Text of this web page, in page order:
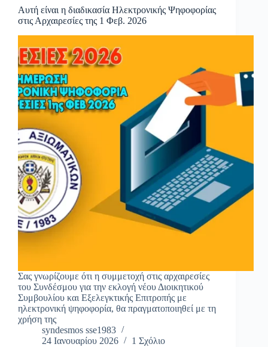
Αυτή είναι η διαδικασία Ηλεκτρονικής Ψηφοφορίας
στις Αρχαιρεσίες της 1 Φεβ. 2026
Σας γνωρίζουμε ότι η συμμετοχή στις αρχαιρεσίες
του Συνδέσμου για την εκλογή νέου Διοικητικού
Συμβουλίου και Εξελεγκτικής Επιτροπής με
ηλεκτρονική ψηφοφορία, θα πραγματοποιηθεί με τη
χρήση της
syndesmos sse1983
24 Ιανουαρίου 2026
1 Σχόλιο